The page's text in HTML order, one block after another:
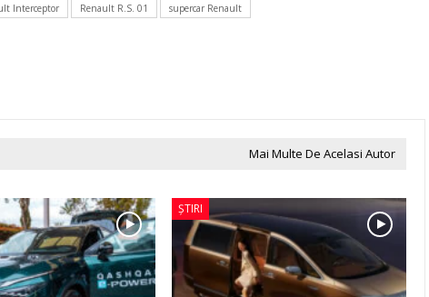
Interceptor Renault R.S. 01 supercar Renault
Mai Multe De Acelasi Autor
ȘTIRI